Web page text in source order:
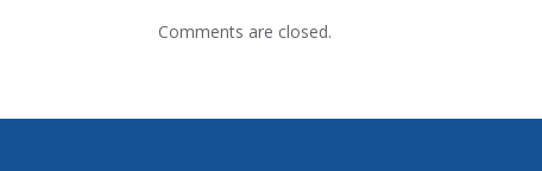
Comments are closed.